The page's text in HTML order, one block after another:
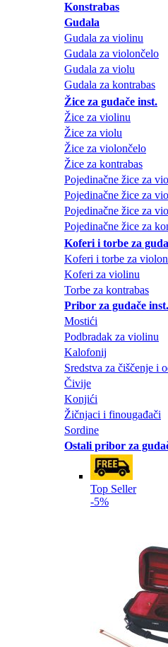
Konstrabas
Gudala
Gudala za violinu
Gudala za violončelo
Gudala za violu
Gudala za kontrabas
Žice za gudače inst.
Žice za violinu
Žice za violu
Žice za violončelo
Žice za kontrabas
Pojedinačne žice za
Pojedinačne žice za
Pojedinačne žice za
Pojedinačne žice za
Koferi i torbe za
Koferi i torbe za
Koferi za violinu
Torbe za kontrabas
Pribor za gudače inst.
Mostići
Podbradak za violinu
Kalofonij
Sredstva za čiščenje i
Čivije
Konjići
Žičnjaci i finougađači
Sordine
Ostali pribor za
Top Seller
-5%